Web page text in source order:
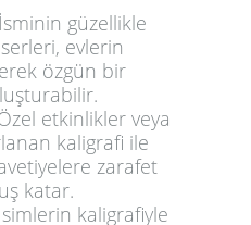
İsminin güzellikle
evlerin
özgün bir
etkinlikler veya
kaligrafi ile
zarafet
katar.
kaligrafiyle